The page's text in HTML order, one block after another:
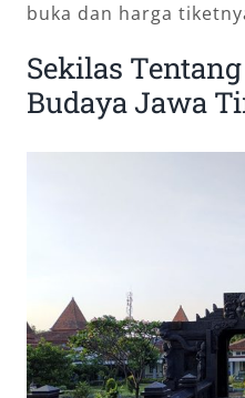
buka dan harga
Sekilas
Budaya Jawa